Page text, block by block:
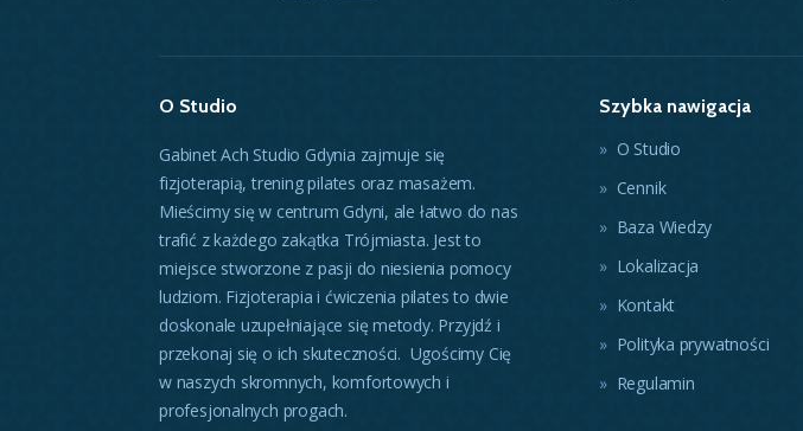
O Studio
Gabinet Ach Studio Gdynia zajmuje się
fizjoterapią, trening pilates oraz masażem.
Mieścimy się w centrum Gdyni, ale łatwo do nas
trafić z każdego zakątka Trójmiasta. Jest to
miejsce stworzone z pasji do niesienia pomocy
ludziom. Fizjoterapia i ćwiczenia pilates to dwie
doskonale uzupełniające się metody. Przyjdź i
przekonaj się o ich skuteczności. Ugościmy Cię
w naszych skromnych, komfortowych i
profesjonalnych progach.
Szybka nawigacja
O Studio
Cennik
Baza Wiedzy
Lokalizacja
Kontakt
Polityka prywatności
Regulamin